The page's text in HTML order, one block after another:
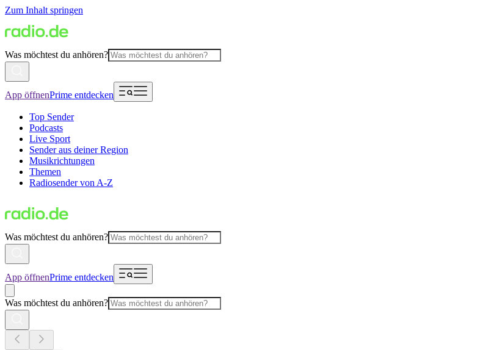
Zum Inhalt springen
Was möchtest du anhören?
App öffnenPrime entdecken
Top Sender
Podcasts
Live Sport
Sender aus deiner Region
Musikrichtungen
Themen
Radiosender von A-Z
Was möchtest du anhören?
App öffnenPrime entdecken
Was möchtest du anhören?